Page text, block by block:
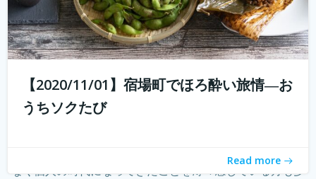
【2020/11/01】宿場町でほろ酔い旅情―お
うちソクたび
Read more
youtuberやインスタグラマーという職業が現れ、組織では
なく個人の時代になってきたことを薄々感じている方も多